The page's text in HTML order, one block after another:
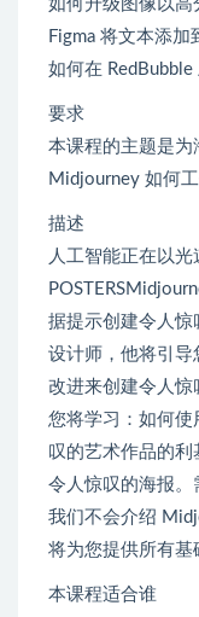
如何升级图像以高
Figma 将文本添加
如何在
要求
本课程的主题是
Midjourney 如何
描述
人工智能正在以
据提示创建令人惊
设计师，他将引
改进来创建令人
您将学习：如何
叹的艺术作品的
令人惊叹的海报
我们不会介绍
将为您提供所有
本课程适合谁